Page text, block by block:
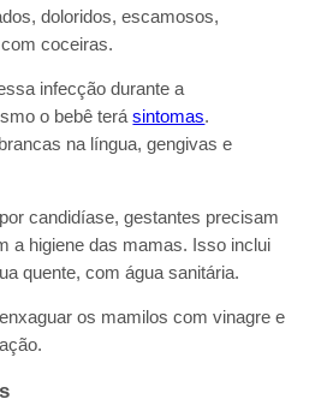
doloridos, escamosos,
coceiras.
infecção durante a
o bebê terásintomas.
na língua, gengivas e
candidíase, gestantes precisam
a higiene das mamas. Isso inclui
quente, com água sanitária.
os mamilos com vinagre e